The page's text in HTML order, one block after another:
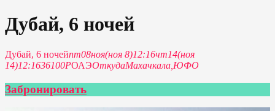
Telegram
Дубай, 6 ночей
Дубай, 6 ночейпт08ноя(ноя 8)12:16чт14(ноя
14)12:1636100РОАЭОткудаМахачкала, ЮФО
Забронировать